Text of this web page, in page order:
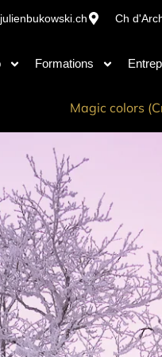
Ch
Formations
Magic colors